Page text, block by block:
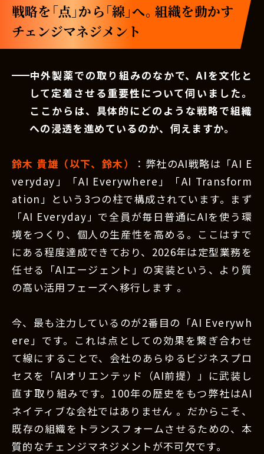
戦略を「点」から「線」へ。組織を動かす
チェンジマネジメント
中外製薬での取り組みのなかで、AIを文化と
して定着させる重要性について伺いました。
ここからは、具体的にどのような戦略で組織
への浸透を進めているのか、伺えますか。
鈴木 貴雄（以下、鈴木）
：弊社のAI戦略は「AI E
veryday」「AI Everywhere」「AI Transform
ation」という3つの柱で構成されています。まず
「AI Everyday」で全員が毎日普通にAIを使う環
境をつくり、個人の生産性を高める。ここはすで
にある程度達成できており、2026年は定型業務を
任せる「AIエージェント」の実装という、より質
の高い活用フェーズへ移行します 。
今、最も注力しているのが2番目の「AI Everywh
ere」です。これは点としての効果を繋ぎ合わせ
て線にすることで、会社のあらゆるビジネスプロ
セスを「AIオリエンテッド（AI前提）」に武装し
直す取り組みです。100年の歴史をもつ弊社はAI
ネイティブな会社ではありません 。だからこそ、
既存の組織をトランスフォームさせるための、本
質的なチェンジマネジメントが不可欠です。